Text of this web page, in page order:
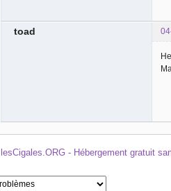
toad
lesCigales.ORG - Hébergement gratuit